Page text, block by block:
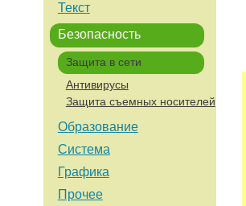
Текст
Безопасность
Защита в сети
Антивирусы
Защита съемных носителей
Образование
Система
Графика
Прочее